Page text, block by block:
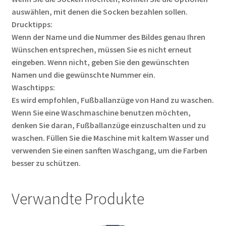
auswählen, mit denen die Socken bezahlen sollen.
Drucktipps:
Wenn der Name und die Nummer des Bildes genau Ihren
Wünschen entsprechen, müssen Sie es nicht erneut
eingeben. Wenn nicht, geben Sie den gewünschten
Namen und die gewünschte Nummer ein.
Waschtipps:
Es wird empfohlen, Fußballanzüge von Hand zu waschen.
Wenn Sie eine Waschmaschine benutzen möchten,
denken Sie daran, Fußballanzüge einzuschalten und zu
waschen. Füllen Sie die Maschine mit kaltem Wasser und
verwenden Sie einen sanften Waschgang, um die Farben
besser zu schützen.
Verwandte Produkte